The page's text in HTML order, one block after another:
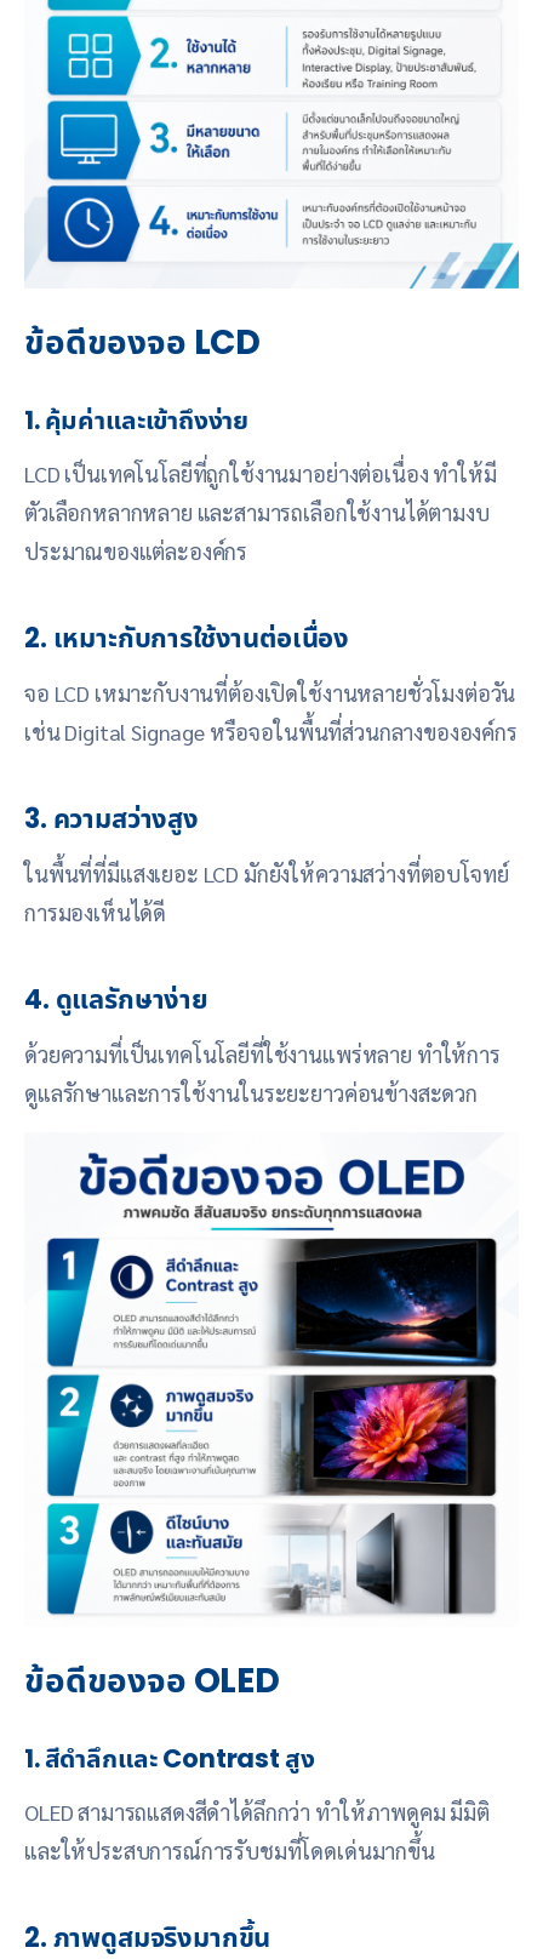
ข้อดีของจอ LCD
1. คุ้มค่าและเข้าถึงง่าย
LCD เป็นเทคโนโลยีที่ถูกใช้งานมาอย่างต่อเนื่อง ทำให้มี
ตัวเลือกหลากหลาย และสามารถเลือกใช้งานได้ตามงบ
ประมาณของแต่ละองค์กร
2. เหมาะกับการใช้งานต่อเนื่อง
จอ LCD เหมาะกับงานที่ต้องเปิดใช้งานหลายชั่วโมงต่อวัน
เช่น Digital Signage หรือจอในพื้นที่ส่วนกลางขององค์กร
3. ความสว่างสูง
ในพื้นที่ที่มีแสงเยอะ LCD มักยังให้ความสว่างที่ตอบโจทย์
การมองเห็นได้ดี
4. ดูแลรักษาง่าย
ด้วยความที่เป็นเทคโนโลยีที่ใช้งานแพร่หลาย ทำให้การ
ดูแลรักษาและการใช้งานในระยะยาวค่อนข้างสะดวก
ข้อดีของจอ OLED
1. สีดำลึกและ Contrast สูง
OLED สามารถแสดงสีดำได้ลึกกว่า ทำให้ภาพดูคม มีมิติ
และให้ประสบการณ์การรับชมที่โดดเด่นมากขึ้น
2. ภาพดูสมจริงมากขึ้น